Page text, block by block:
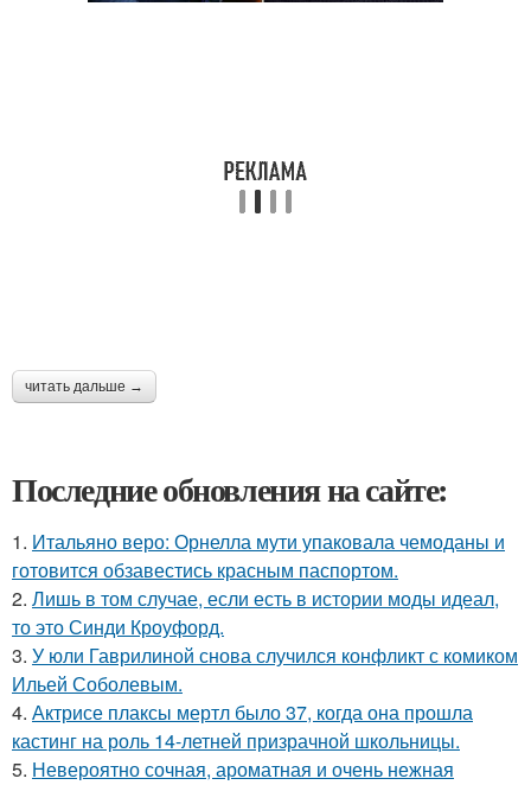
читать дальше →
Последние обновления на сайте:
1. Итальяно веро: Орнелла мути упаковала чемоданы и
готовится обзавестись красным паспортом.
2. Лишь в том случае, если есть в истории моды идеал,
то это Синди Кроуфорд.
3. У юли Гаврилиной снова случился конфликт с комиком
Ильей Соболевым.
4. Актрисе плаксы мертл было 37, когда она прошла
кастинг на роль 14-летней призрачной школьницы.
5. Невероятно сочная, ароматная и очень нежная